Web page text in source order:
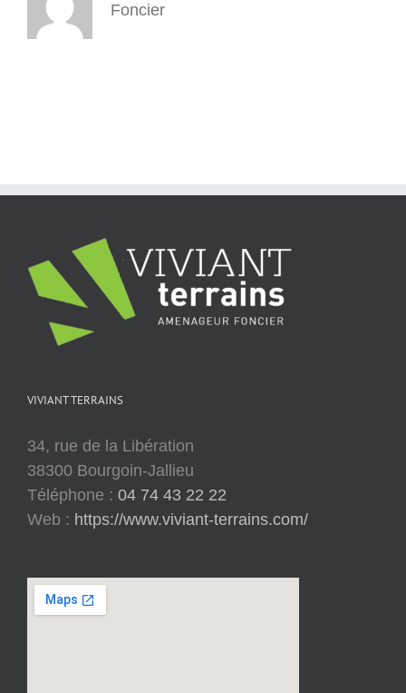
Foncier
VIVIANT TERRAINS
34, rue de la Libération
38300 Bourgoin-Jallieu
Téléphone : 04 74 43 22 22
Web : https://www.viviant-terrains.com/